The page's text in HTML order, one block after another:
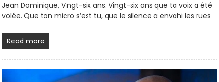
Jean Dominique, Vingt-six ans. Vingt-six ans que ta voix a été
volée. Que ton micro s’est tu, que le silence a envahi les rues
Read more